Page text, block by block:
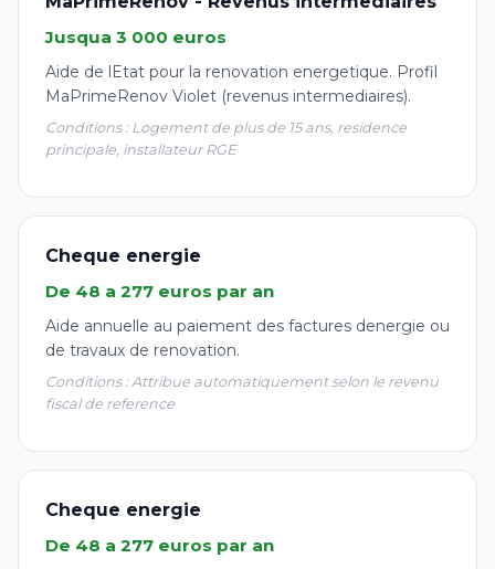
Jusqua 3 000 euros
Aide de lEtat pour la renovation energetique. Profil
MaPrimeRenov Violet (revenus intermediaires).
Conditions : Logement de plus de 15 ans, residence
principale, installateur RGE
Cheque energie
De 48 a 277 euros par an
Aide annuelle au paiement des factures denergie ou
de travaux de renovation.
Conditions : Attribue automatiquement selon le revenu
fiscal de reference
Cheque energie
De 48 a 277 euros par an